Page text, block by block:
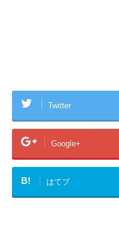
Twitter
Google+
B! はてブ